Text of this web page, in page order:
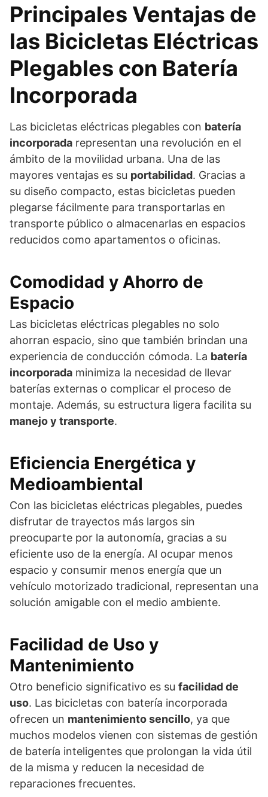
Principales Ventajas de
las Bicicletas Eléctricas
Plegables con Batería
Incorporada
Las bicicletas eléctricas plegables con batería
incorporada representan una revolución en el
ámbito de la movilidad urbana. Una de las
mayores ventajas es su portabilidad. Gracias a
su diseño compacto, estas bicicletas pueden
plegarse fácilmente para transportarlas en
transporte público o almacenarlas en espacios
reducidos como apartamentos o oficinas.
Comodidad y Ahorro de
Espacio
Las bicicletas eléctricas plegables no solo
ahorran espacio, sino que también brindan una
experiencia de conducción cómoda. La batería
incorporada minimiza la necesidad de llevar
baterías externas o complicar el proceso de
montaje. Además, su estructura ligera facilita su
manejo y transporte.
Eficiencia Energética y
Medioambiental
Con las bicicletas eléctricas plegables, puedes
disfrutar de trayectos más largos sin
preocuparte por la autonomía, gracias a su
eficiente uso de la energía. Al ocupar menos
espacio y consumir menos energía que un
vehículo motorizado tradicional, representan una
solución amigable con el medio ambiente.
Facilidad de Uso y
Mantenimiento
Otro beneficio significativo es su facilidad de
uso. Las bicicletas con batería incorporada
ofrecen un mantenimiento sencillo, ya que
muchos modelos vienen con sistemas de gestión
de batería inteligentes que prolongan la vida útil
de la misma y reducen la necesidad de
reparaciones frecuentes.